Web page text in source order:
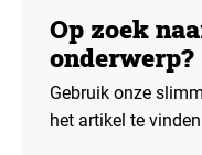
Op zoek
onderwerp?
Gebruik onze
het artikel te